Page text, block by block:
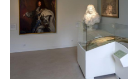
Clientèles lointaines
Clientèles spécifiques
Etudes et enquêtes
La liste des OT d'Île-de-France
APIDAE
Offres d'emplois et de stages
Restaurants impressionnistes
Hébergements impressionnistes
Offre culturelle impressionniste
Offre de la destination